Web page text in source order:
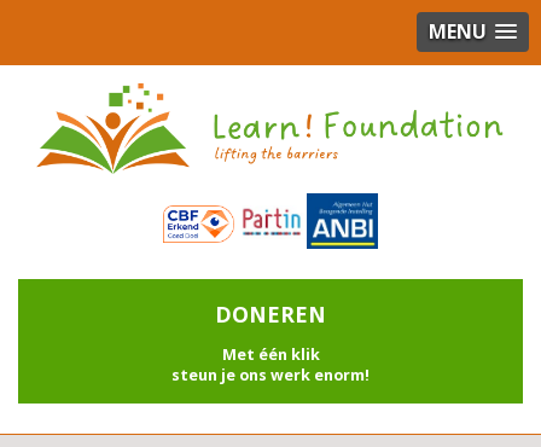
MENU
DONEREN
Met één klik
steun je ons werk enorm!